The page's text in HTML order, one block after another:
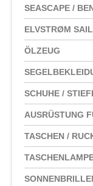
SEASCAPE /
ELVSTRØM
ÖLZEUG
SCHUHE /
AUSRÜSTUNG
TASCHEN /